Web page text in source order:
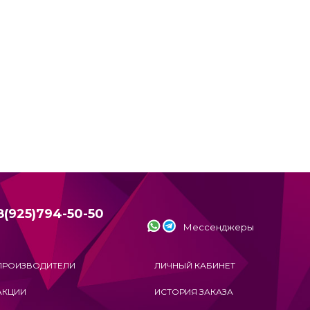
50-50
Мессенджеры
ЛИЧНЫЙ КАБИНЕТ
ИСТОРИЯ ЗАКАЗА